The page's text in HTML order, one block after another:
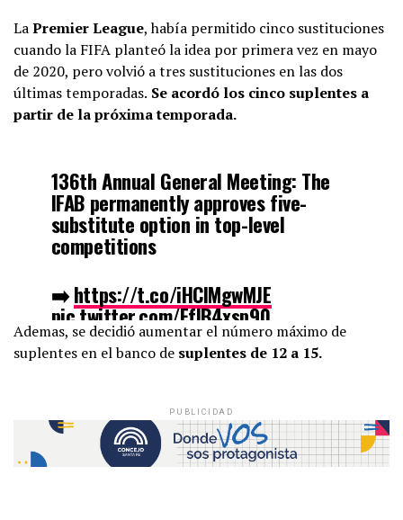
LaPremier League, había permitido cinco sustituciones
cuando la FIFA planteó la idea por primera vez en mayo
de 2020, pero volvió a tres sustituciones en las dos
últimas temporadas. Se acordó los cinco suplentes a
partir de la próxima temporada.
136th Annual General Meeting: The
IFAB permanently approves five-
substitute option in top-level
competitions
➡️https://t.co/iHCIMgwMJE
pic.twitter.com/FfIB4xsp90
— The IFAB (@TheIFAB)June 13,
Ademas, se decidió aumentar el número máximo de
suplentes en el banco de suplentes de 12 a 15.
PUBLICIDAD